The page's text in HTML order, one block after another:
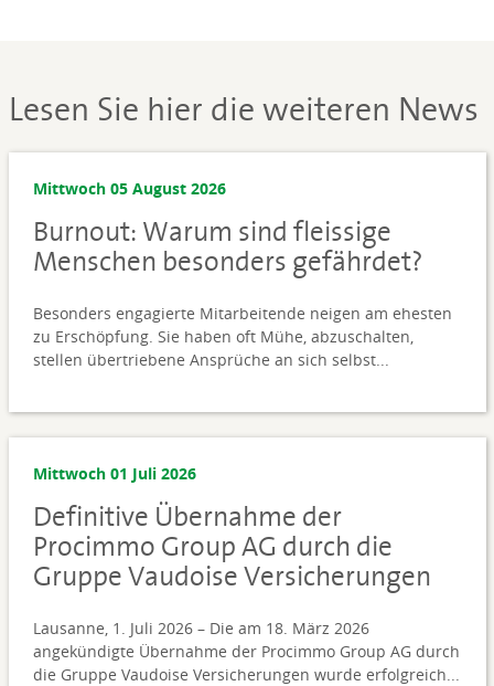
Lesen Sie hier die weiteren News
Mittwoch 05 August 2026
Burnout: Warum sind fleissige
Menschen besonders gefährdet?
Besonders engagierte Mitarbeitende neigen am ehesten
zu Erschöpfung. Sie haben oft Mühe, abzuschalten,
stellen übertriebene Ansprüche an sich selbst...
Mittwoch 01 Juli 2026
Definitive Übernahme der
Procimmo Group AG durch die
Gruppe Vaudoise Versicherungen
Lausanne, 1. Juli 2026 – Die am 18. März 2026
angekündigte Übernahme der Procimmo Group AG durch
die Gruppe Vaudoise Versicherungen wurde erfolgreich...